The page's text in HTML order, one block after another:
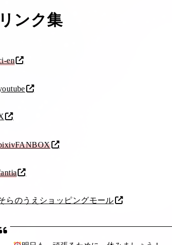
リンク集
en
らのうえショッピングモール